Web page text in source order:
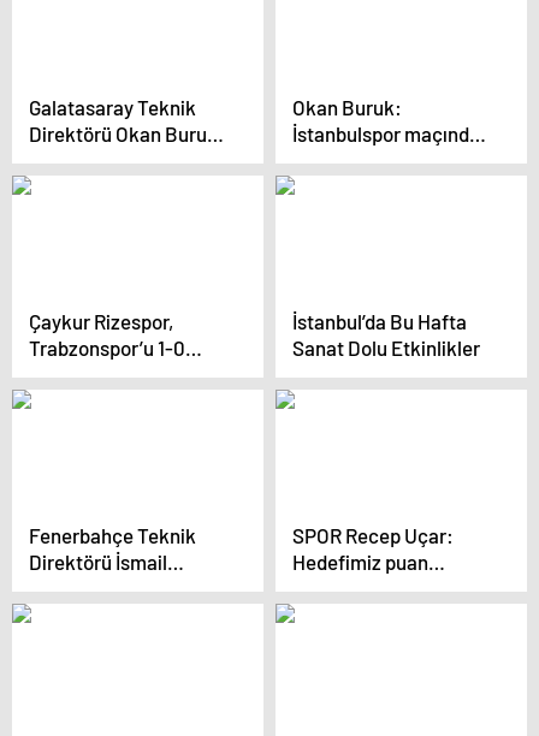
Galatasaray Teknik
Direktörü Okan Buruk,
sağ bek ve sol bek
transferleri için acele
Okan Buruk:
İstanbulspor maçında
daha iyi olmamız
gerekiyordu
Çaykur Rizespor,
Trabzonspor’u 1-0
Mağlup Etti
İstanbul’da Bu Hafta
Sanat Dolu Etkinlikler
Fenerbahçe Teknik
Direktörü İsmail
Kartal: Takımda Tatlı
Bir Rekabet Var
SPOR Recep Uçar:
Hedefimiz puan
almaktı, başaramadık